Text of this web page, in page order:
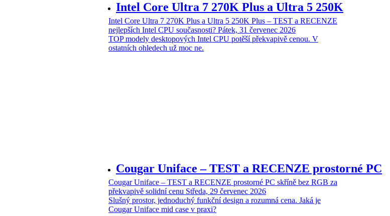
Intel Core Ultra 7 270K Plus a Ultra 5 250K
Intel Core Ultra 7 270K Plus a Ultra 5 250K Plus – TEST a RECENZE
nejlepších Intel CPU současnosti? Pátek, 31 červenec 2026
TOP modely desktopových Intel CPU potěší překvapivě cenou. V
ostatních ohledech už moc ne.
Cougar Uniface – TEST a RECENZE prostorné PC
Cougar Uniface – TEST a RECENZE prostorné PC skříně bez RGB za
překvapivě solidní cenu Středa, 29 červenec 2026
Slušný prostor, jednoduchý funkční design a rozumná cena. Jaká je
Cougar Uniface mid case v praxi?